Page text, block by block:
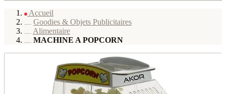
Accueil
Goodies & Objets Publicitaires
Alimentaire
MACHINE A POPCORN